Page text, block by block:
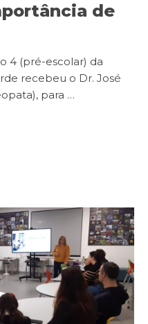
de
4 (pré-escolar) da
recebeu o Dr. José
para …